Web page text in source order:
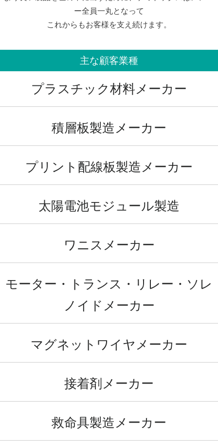
ー全員一丸となって
これからもお客様を支え続けます。
主な顧客業種
プラスチック材料メーカー
積層板製造メーカー
プリント配線板製造メーカー
太陽電池モジュール製造
ワニスメーカー
モーター・トランス・リレー・ソレ
ノイドメーカー
マグネットワイヤメーカー
接着剤メーカー
救命具製造メーカー